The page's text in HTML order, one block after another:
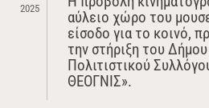
2025
αύλειο χώρο του
είσοδο για το κοινό,
την στήριξη του
Πολιτιστικού
ΘΕΟΓΝΙΣ».